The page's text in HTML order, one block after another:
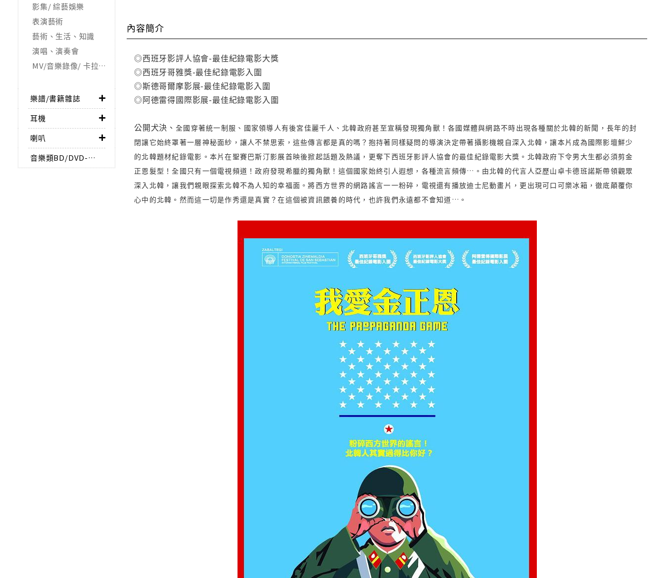
影集/ 綜藝娛樂
表演藝術
藝術、生活、知識
演唱、演奏會
MV/音樂錄像/ 卡拉OK
樂譜/書籍雜誌
耳機
喇叭
音樂類BD/DVD-AUDIO
內容簡介
◎西班牙影評人協會-最佳紀錄電影大獎
◎西班牙哥雅獎-最佳紀錄電影入圍
◎斯德哥爾摩影展-最佳紀錄電影入圍
◎阿德雷得國際影展-最佳紀錄電影入圍
公開犬決、 全國穿著統一制服、國家領導人有後宮佳麗千人、北韓政府甚至宣稱發現獨角獸！各國媒體與網路不時出現各種關於北韓的新聞，長年的封
閉讓它始終罩著一層神秘面紗，讓人不禁思索，這些傳言都是真的嗎？抱持著同樣疑問的導演決定帶著攝影機親自深入北韓，讓本片成為國際影壇鮮少
的北韓題材紀錄電影。本片在聖賽巴斯汀影展首映後掀起話題及熱議，更奪下西班牙影評人協會的最佳紀錄電影大獎。北韓政府下令男大生都必須剪金
正恩髮型！全國只有一個電視頻道！政府發現希臘的獨角獸！這個國家始終引人遐想，各種流言頻傳…。由北韓的代言人亞歷山卓卡德班諾斯帶領觀眾
深入北韓，讓我們親眼探索北韓不為人知的幸福面。將西方世界的網路謠言一一粉碎，電視還有播放迪士尼動畫片，更出現可口可樂冰箱，徹底顛覆你
心中的北韓。然而這一切是作秀還是真實？在這個被資訊餵養的時代，也許我們永遠都不會知道…。